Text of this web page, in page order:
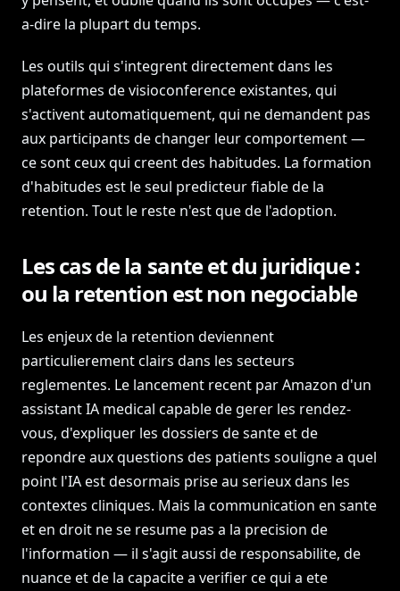
a-dire la plupart du temps.
Les outils qui s'integrent directement dans les
plateformes de visioconference existantes, qui
s'activent automatiquement, qui ne demandent pas
aux participants de changer leur comportement —
ce sont ceux qui creent des habitudes. La formation
d'habitudes est le seul predicteur fiable de la
retention. Tout le reste n'est que de l'adoption.
Les cas de la sante et du juridique :
ou la retention est non negociable
Les enjeux de la retention deviennent
particulierement clairs dans les secteurs
reglementes. Le lancement recent par Amazon d'un
assistant IA medical capable de gerer les rendez-
vous, d'expliquer les dossiers de sante et de
repondre aux questions des patients souligne a quel
point l'IA est desormais prise au serieux dans les
contextes cliniques. Mais la communication en sante
et en droit ne se resume pas a la precision de
l'information — il s'agit aussi de responsabilite, de
nuance et de la capacite a verifier ce qui a ete